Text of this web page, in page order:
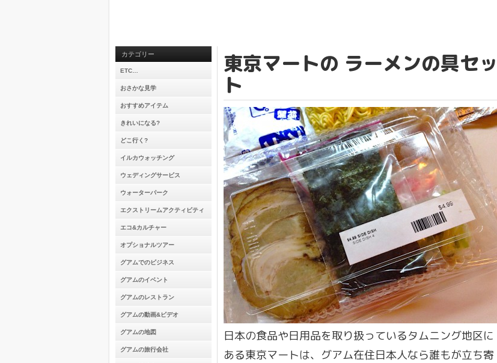
カテゴリー
ETC…
おさかな見学
おすすめアイテム
きれいになる?
どこ行く?
イルカウォッチング
ウェディングサービス
ウォーターパーク
エクストリームアクティビティ
エコ&カルチャー
オプショナルツアー
グアムでのビジネス
グアムのイベント
グアムのレストラン
グアムの動画&ビデオ
グアムの地図
グアムの旅行会社
東京マートの ラーメンの具セッ
ト
日本の食品や日用品を取り扱っているタムニング地区に
ある東京マートは、グアム在住日本人なら誰もが立ち寄